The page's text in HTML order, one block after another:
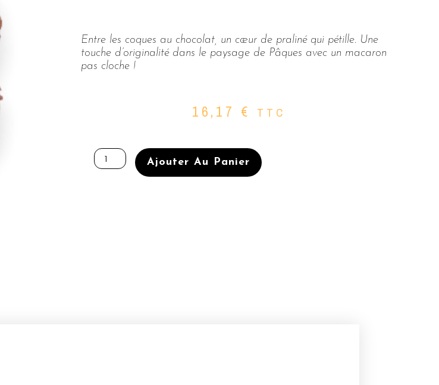
Entre les coques au chocolat, un cœur de praliné qui pétille. Une
touche d’originalité dans le paysage de Pâques avec un macaron
pas cloche !
16,17 € TTC
de
BOÎTE
Ajouter Au Panier